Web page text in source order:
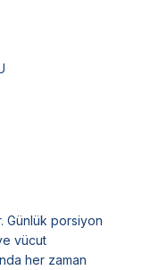
Günlük porsiyon
vücut
her zaman